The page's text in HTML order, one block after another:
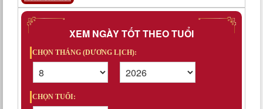
XEM NGÀY TỐT THEO TUỔI
CHỌN THÁNG (DƯƠNG LỊCH):
CHỌN TUỔI: